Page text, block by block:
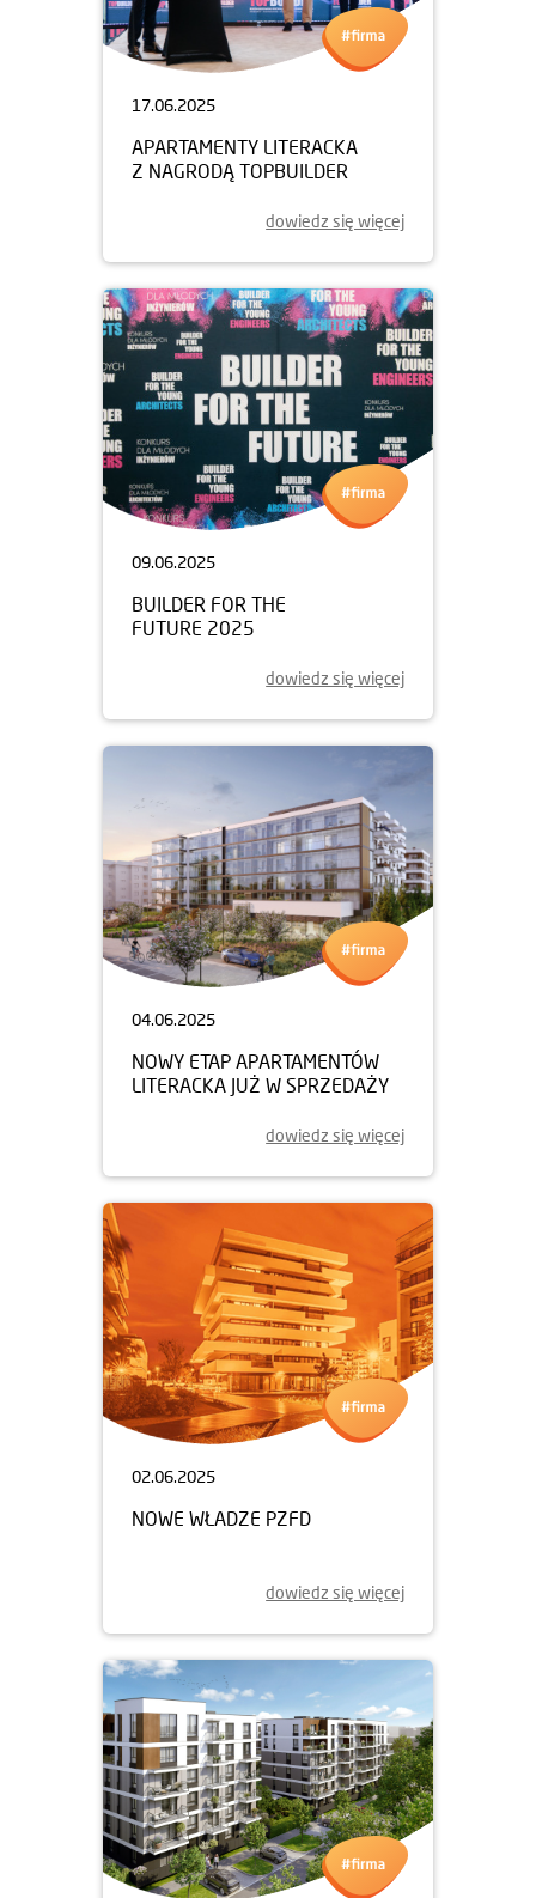
17.06.2025
APARTAMENTY LITERACKA
Z NAGRODĄ TOPBUILDER
dowiedz się więcej
09.06.2025
BUILDER FOR THE
FUTURE 2025
dowiedz się więcej
04.06.2025
NOWY ETAP APARTAMENTÓW
LITERACKA JUŻ W SPRZEDAŻY
dowiedz się więcej
02.06.2025
NOWE WŁADZE PZFD
dowiedz się więcej